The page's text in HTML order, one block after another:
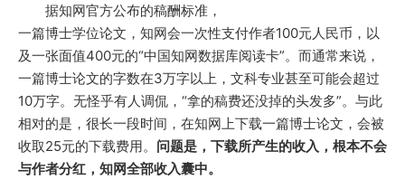
据知网官方公布的稿酬标准，
一篇博士学位论文，知网会一次性支付作者100元人民币，以
及一张面值400元的“中国知网数据库阅读卡”。而通常来说，
一篇博士论文的字数在3万字以上，文科专业甚至可能会超过
10万字。无怪乎有人调侃，“拿的稿费还没掉的头发多”。与此
相对的是，很长一段时间，在知网上下载一篇博士论文，会被
收取25元的下载费用。 问题是，下载所产生的收入，根本不会
与作者分红，知网全部收入囊中。